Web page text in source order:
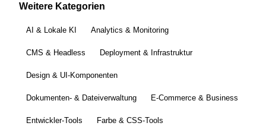
Weitere Kategorien
AI & Lokale KI Analytics & Monitoring
CMS & Headless Deployment & Infrastruktur
Design & UI-Komponenten
Dokumenten- & Dateiverwaltung E-Commerce & Business
Entwickler-Tools Farbe & CSS-Tools